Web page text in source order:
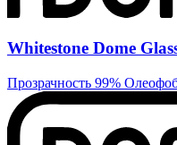
Whitestone Dome
Прозрачность 99%